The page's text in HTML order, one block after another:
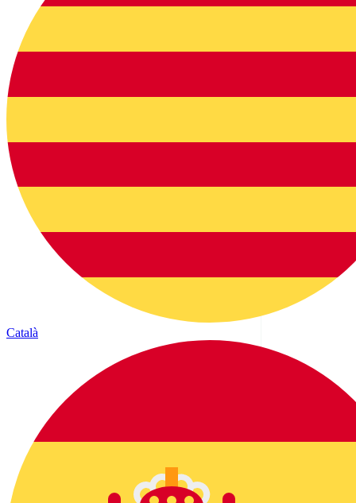
Català